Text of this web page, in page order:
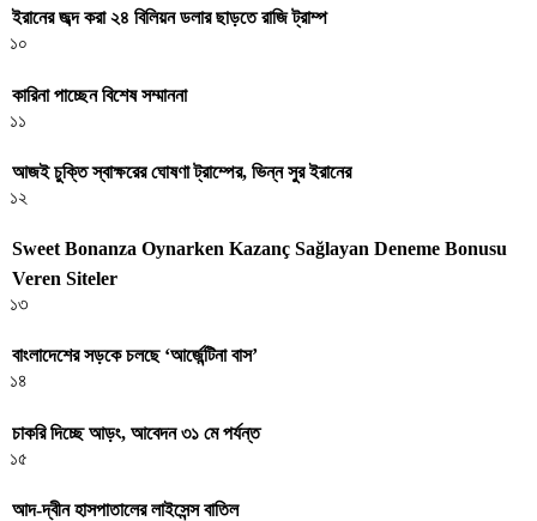
ইরানের জব্দ করা ২৪ বিলিয়ন ডলার ছাড়তে রাজি ট্রাম্প
১০
কারিনা পাচ্ছেন বিশেষ সম্মাননা
১১
আজই চুক্তি স্বাক্ষরের ঘোষণা ট্রাম্পের, ভিন্ন সুর ইরানের
১২
Sweet Bonanza Oynarken Kazanç Sağlayan Deneme Bonusu
Veren Siteler
১৩
বাংলাদেশের সড়কে চলছে ‘আর্জেন্টিনা বাস’
১৪
চাকরি দিচ্ছে আড়ং, আবেদন ৩১ মে পর্যন্ত
১৫
আদ-দ্বীন হাসপাতালের লাইসেন্স বাতিল